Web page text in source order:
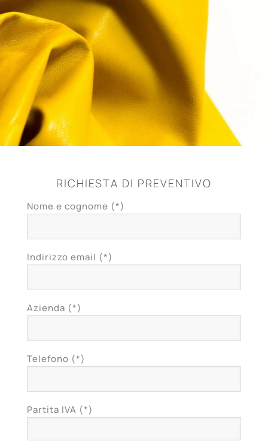
RICHIESTA DI PREVENTIVO
Nome e cognome (*)
Indirizzo email (*)
Azienda (*)
Telefono (*)
Partita IVA (*)